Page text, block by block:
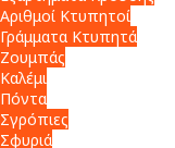
Αριθμοί Κτυπητοί
Γράμματα Κτυπητά
Ζουμπάς
Καλέμι
Πόντα
Σγρόπιες
Σφυριά